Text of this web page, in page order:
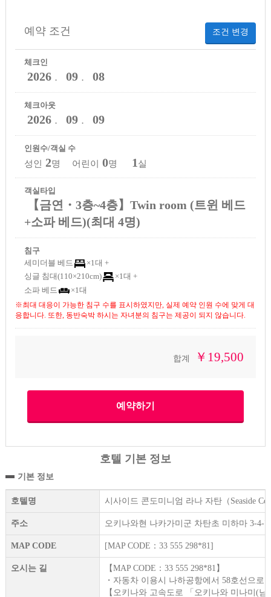
조건 변경
예약 조건
체크인
2026． 09． 08
체크아웃
2026． 09． 09
인원수/객실 수
성인 2명 어린이 0명 1 실
객실타입
【금연・3층~4층】Twin room (트윈 베드
+소파 베드)(최대 4명)
침구
세미더블 베드
×1대 +
싱글 침대(110×210cm)
×1대 +
소파 베드
×1대
※최대 대응이 가능한 침구 수를 표시하였지만, 실제 예약 인원 수에 맞게 대
응합니다. 또한, 동반숙박 하시는 자녀분의 침구는 제공이 되지 않습니다.
합계 ￥19,500
호텔 기본 정보
기본 정보
호텔명 시사이드 콘도미니엄 라나 자탄（Seaside
주소 오키나와현 나카가미군 차탄초 미하마 3-4-7
MAP CODE [MAP CODE：33 555 298*81]
오시는 길
【MAP CODE：33 555 298*81】
・자동차 이용시 나하공항에서 58호선으로
【오키나와 고속도로 「오키나와 미나미(